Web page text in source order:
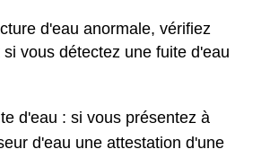
d'eau anormale, vérifiez
vous détectez une fuite d'eau
d'eau : si vous présentez à
d'eau une attestation d'une